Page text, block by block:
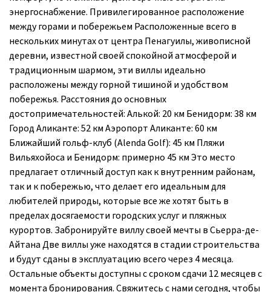
энергоснабжение. Привилегированное расположение
между горами и побережьем Расположенные всего в
нескольких минутах от центра Пенагуилы, живописной
деревни, известной своей спокойной атмосферой и
традиционным шармом, эти виллы идеально
расположены между горной тишиной и удобством
побережья. Расстояния до основных
достопримечательностей: Алькой: 20 км Бенидорм: 38 км
Город Аликанте: 52 км Аэропорт Аликанте: 60 км
Ближайший гольф-клуб (Alenda Golf): 45 км Пляжи
Вильяхойоса и Бенидорм: примерно 45 км Это место
предлагает отличный доступ как к внутренним районам,
так и к побережью, что делает его идеальным для
любителей природы, которые все же хотят быть в
пределах досягаемости городских услуг и пляжных
курортов. Забронируйте виллу своей мечты в Сьерра-де-
Айтана Две виллы уже находятся в стадии строительства
и будут сданы в эксплуатацию всего через 4 месяца.
Остальные объекты доступны с сроком сдачи 12 месяцев с
момента бронирования. Свяжитесь с нами сегодня, чтобы